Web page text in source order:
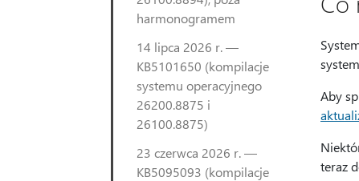
harmonogramem
14 lipca 2026 r. —
KB5101650 (kompilacje
systemu operacyjnego
26200.8875 i
26100.8875)
23 czerwca 2026 r. —
KB5095093 (kompilacje
Aby
teraz